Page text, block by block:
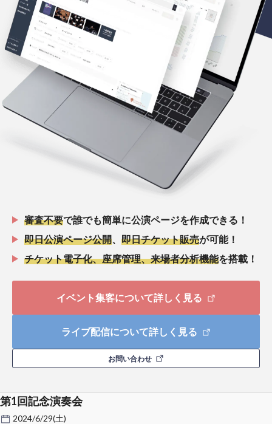
審査不要で誰でも簡単に公演ページを作成できる！
即日公演ページ公開
即日チケット販売が可能！
チケット電子化、座席管理、来場者分析機能を搭載！
イベント集客について詳しく見る
ライブ配信について詳しく見る
お問い合わせ
第1回記念演奏会
2024/6/29(土)